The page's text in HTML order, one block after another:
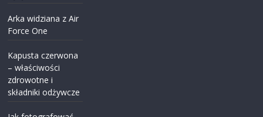
Arka widziana z Air
Force One
Kapusta czerwona
– właściwości
zdrowotne i
składniki odżywcze